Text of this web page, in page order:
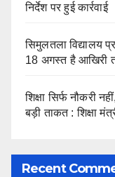
निर्देश पर हुई कार्रवाई
सिमुलतला विद्यालय
18 अगस्त है आखिरी
शिक्षा सिर्फ नौकरी
बड़ी ताकत : शिक्षा
Recent